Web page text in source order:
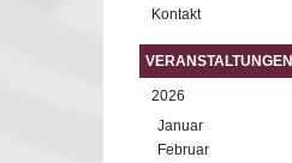
Kontakt
VERANSTALTUNGEN
2026
Januar
Februar